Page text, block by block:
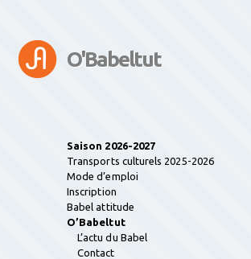
O'Babeltut
Saison 2026-2027
Transports culturels 2025-2026
Mode d’emploi
Inscription
Babel attitude
O’Babeltut
L’actu du Babel
Contact